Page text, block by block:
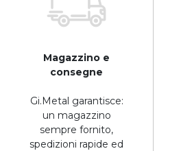
Magazzino e
consegne
Gi.Metal garantisce:
un magazzino
sempre fornito,
spedizioni rapide ed